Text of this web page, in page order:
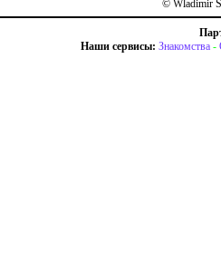
© Wladimir
Наши сервисы: Знакомства -